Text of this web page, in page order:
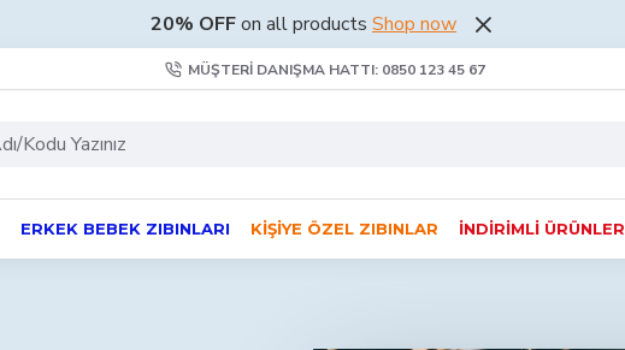
20% OFFon all products Shop now
MÜŞTERI DANIŞMA HATTI: 0850 123 45 67
ERKEK BEBEK ZIBINLARI KIŞIYE ÖZEL ZIBINLAR İNDIRIMLI ÜRÜNLER